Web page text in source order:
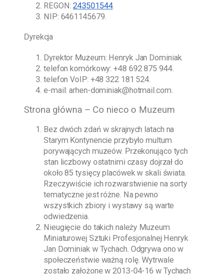
REGON:243501544.
NIP: 6461145679.
Dyrekcja
Dyrektor Muzeum: Henryk Jan Dominiak.
telefon komórkowy:+48 692 875 944.
telefon VoIP: +48 322 181 524.
e-mail:arhen-dominiak@hotmail.com.
Strona główna – Co nieco o Muzeum
Bez dwóch zdań w skrajnych latach na
Starym Kontynencie przybyło multum
porywających muzeów. Przekonująco tych
stan liczbowy ostatnimi czasy dojrzał do
około 85 tysięcy placówek w skali świata.
Rzeczywiście ich rozwarstwienie na sorty
tematyczne jest różne. Na pewno
wszystkich zbiory i wystawy są warte
odwiedzenia.
Nieugięcie do takich należy Muzeum
Miniaturowej Sztuki Profesjonalnej Henryk
Jan Dominiak w Tychach. Odgrywa ono w
społeczeństwie ważną rolę. Wytrwale
zostało założone w2013-04-16 w Tychach